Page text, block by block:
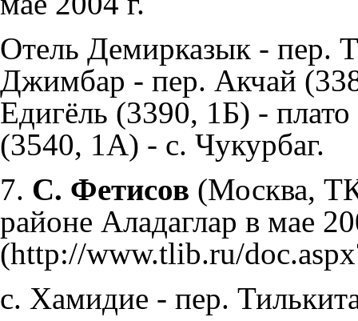
Отель Демирказык - пер.
Джимбар - пер. Акчай
Едигёль (3390, 1Б) -
(3540, 1А) - с. Чукурбаг.
7. С. Фетисов (Москва,
районе Аладаглар в мае
с. Хамидие - пер.